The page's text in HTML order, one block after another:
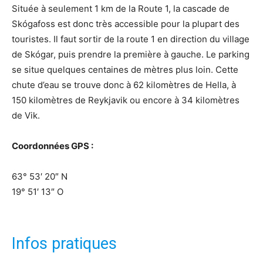
Située à seulement 1 km de la Route 1, la cascade de
Skógafoss est donc très accessible pour la plupart des
touristes. Il faut sortir de la route 1 en direction du village
de Skógar, puis prendre la première à gauche. Le parking
se situe quelques centaines de mètres plus loin. Cette
chute d’eau se trouve donc à 62 kilomètres de Hella, à
150 kilomètres de Reykjavik ou encore à 34 kilomètres
de Vik.
Coordonnées GPS :
63° 53′ 20″ N
19° 51′ 13″ O
Infos pratiques